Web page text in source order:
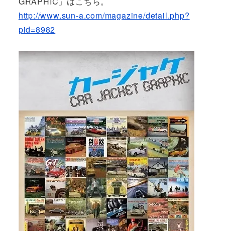
http://www.sun-a.com/magazine/detail.php?
pid=8982